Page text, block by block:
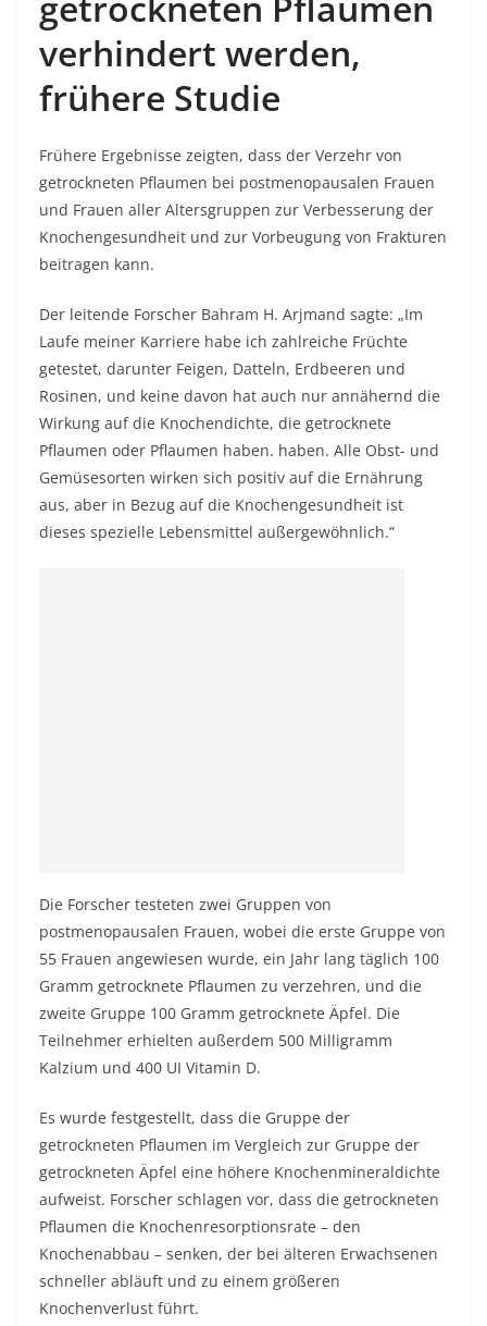
verhindert werden,
frühere Studie
Frühere Ergebnisse zeigten, dass der Verzehr von
getrockneten Pflaumen bei postmenopausalen Frauen
und Frauen aller Altersgruppen zur Verbesserung der
Knochengesundheit und zur Vorbeugung von Frakturen
beitragen kann.
Der leitende Forscher Bahram H. Arjmand sagte: „Im
Laufe meiner Karriere habe ich zahlreiche Früchte
getestet, darunter Feigen, Datteln, Erdbeeren und
Rosinen, und keine davon hat auch nur annähernd die
Wirkung auf die Knochendichte, die getrocknete
Pflaumen oder Pflaumen haben. haben. Alle Obst- und
Gemüsesorten wirken sich positiv auf die Ernährung
aus, aber in Bezug auf die Knochengesundheit ist
dieses spezielle Lebensmittel außergewöhnlich.“
Die Forscher testeten zwei Gruppen von
postmenopausalen Frauen, wobei die erste Gruppe von
55 Frauen angewiesen wurde, ein Jahr lang täglich 100
Gramm getrocknete Pflaumen zu verzehren, und die
zweite Gruppe 100 Gramm getrocknete Äpfel. Die
Teilnehmer erhielten außerdem 500 Milligramm
Kalzium und 400 UI Vitamin D.
Es wurde festgestellt, dass die Gruppe der
getrockneten Pflaumen im Vergleich zur Gruppe der
getrockneten Äpfel eine höhere Knochenmineraldichte
aufweist. Forscher schlagen vor, dass die getrockneten
Pflaumen die Knochenresorptionsrate – den
Knochenabbau – senken, der bei älteren Erwachsenen
schneller abläuft und zu einem größeren
Knochenverlust führt.